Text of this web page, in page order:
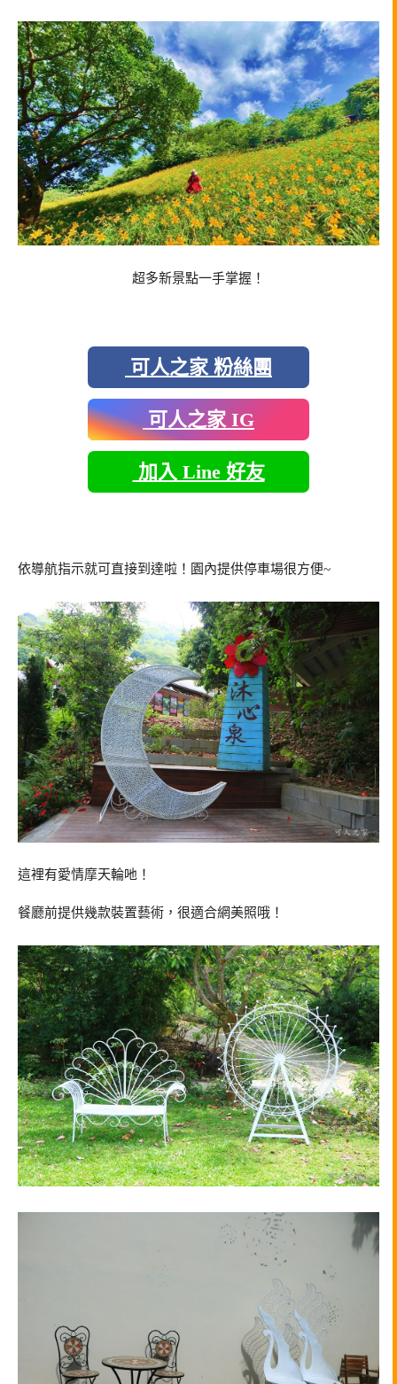
超多新景點一手掌握！
可人之家 粉絲團
可人之家 IG
加入 Line 好友
依導航指示就可直接到達啦！園內提供停車場很方便~
這裡有愛情摩天輪吔！
餐廳前提供幾款裝置藝術，很適合網美照哦！